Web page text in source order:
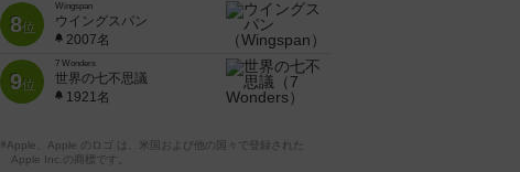
8位
Wingspan
ウイングスパン
2007名
9位
7 Wonders
世界の七不思議
1921名
※Apple、Apple のロゴ は、米国および他の国々で登録された
Apple Inc.の商標です。